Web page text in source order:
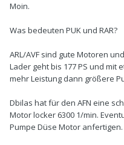
Moin.
Was bedeuten PUK und RAR?
ARL/AVF sind gute Motoren
Lader geht bis 177 PS und mit
mehr Leistung dann größere
Dbilas hat für den AFN eine
Motor locker 6300 1/min.
Pumpe Düse Motor anfertigen.